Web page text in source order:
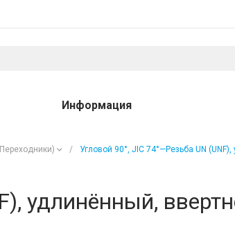
Информация
/ Угловой 90°, JIC 74°—Резьба UN
удлинённый,